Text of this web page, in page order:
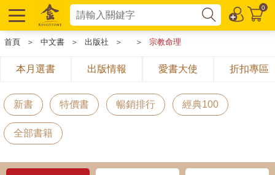
0
首頁 ＞ 中文書 ＞ 出版社 ＞ ＞ 宗教命理
本月選書 出版情報 愛書大使 折扣專區
新書 特價書 暢銷排行 經典100
全部書籍